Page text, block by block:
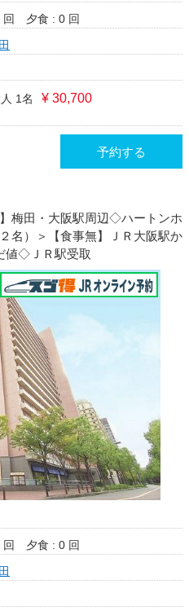
夕食 : 0 回
1名 ¥ 30,700
予約する
梅田・大阪駅周辺◇ハートンホ
名）＞【食事無】ＪＲ大阪駅か
値◇ＪＲ駅受取
夕食 : 0 回